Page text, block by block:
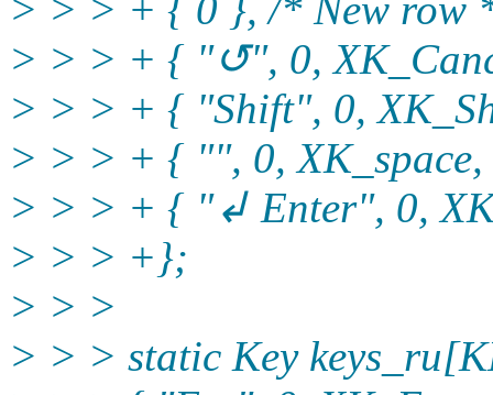
> > > + { "↺", 0,
> > > + { "Shift", 0,
> > > + { "", 0,
> > > + { "↲ Enter", 0,
> > > +};
> > >
> > > static Key